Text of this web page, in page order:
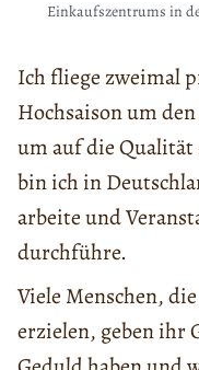
Einkaufszentrums in
Ich fliege zweimal
Hochsaison um
um auf die Qualität
bin ich in
arbeite und
durchführe.
Viele Menschen,
erzielen, geben ihr